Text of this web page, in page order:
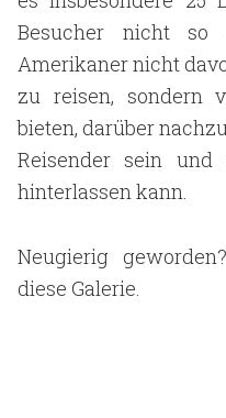
Besucher nicht so
Amerikaner nicht
zu reisen, sondern
bieten, darüber
Reisender sein und
hinterlassen kann.
Neugierig
diese Galerie.